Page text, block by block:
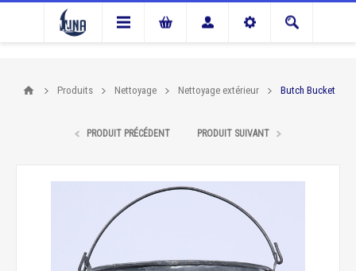
Produits Nettoyage Nettoyage extérieur Butch Bucket
PRODUIT PRÉCÉDENT PRODUIT SUIVANT